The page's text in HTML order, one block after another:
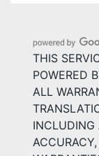
THIS
POWERED
ALL
INCLUDING